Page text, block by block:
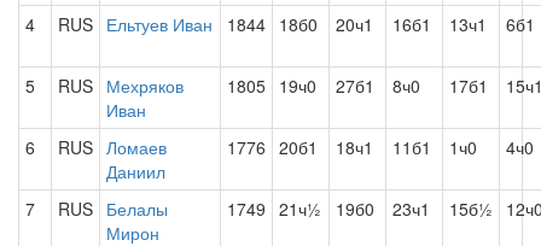
4 RUS Ельтуев Иван 1844 18б0 20ч1 16б1 13ч1 6б1
5 RUS Мехряков
Иван
1805 19ч0 27б1 8ч0 17б1
6 RUS Ломаев
Даниил
1776 20б1 18ч1 11б1 1ч0 4ч0
7 RUS Белалы
Мирон
1749 21ч½ 19б0 23ч1 15б½